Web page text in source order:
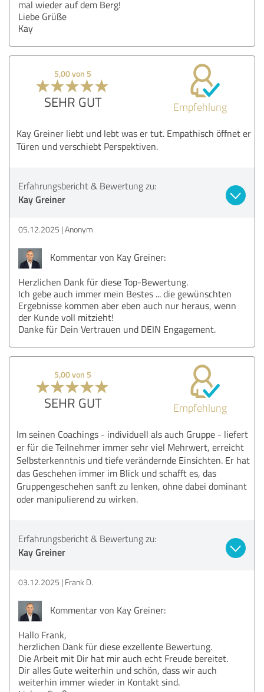
mal wieder auf dem Berg!
Liebe Grüße
Kay
5,00 von 5
SEHR GUT Empfehlung
Kay Greiner liebt und lebt was er tut. Empathisch öffnet er
Türen und verschiebt Perspektiven.
Erfahrungsbericht & Bewertung zu:
Kay Greiner
05.12.2025 Anonym
Kommentar von Kay Greiner:
Herzlichen Dank für diese Top-Bewertung.
Ich gebe auch immer mein Bestes ... die gewünschten
Ergebnisse kommen aber eben auch nur heraus, wenn
der Kunde voll mitzieht!
Danke für Dein Vertrauen und DEIN Engagement.
5,00 von 5
SEHR GUT Empfehlung
Im seinen Coachings - individuell als auch Gruppe - liefert
er für die Teilnehmer immer sehr viel Mehrwert, erreicht
Selbsterkenntnis und tiefe verändernde Einsichten. Er hat
das Geschehen immer im Blick und schafft es, das
Gruppengeschehen sanft zu lenken, ohne dabei dominant
oder manipulierend zu wirken.
Erfahrungsbericht & Bewertung zu:
Kay Greiner
03.12.2025 Frank D.
Kommentar von Kay Greiner:
Hallo Frank,
herzlichen Dank für diese exzellente Bewertung.
Die Arbeit mit Dir hat mir auch echt Freude bereitet.
Dir alles Gute weiterhin und schön, dass wir auch
weiterhin immer wieder in Kontakt sind.